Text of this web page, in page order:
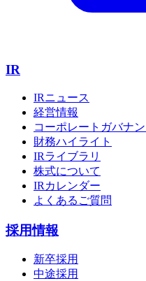
IR
IRニュース
経営情報
コーポレートガバナ
財務ハイライト
IRライブラリ
株式について
IRカレンダー
よくあるご質問
採用情報
新卒採用
中途採用